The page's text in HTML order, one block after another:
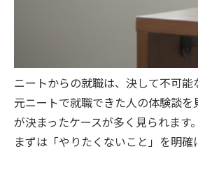
ニートからの就職は、決して不可
元ニートで就職できた人の体験談
が決まったケースが多く見られます。
まずは「やりたくないこと」を明